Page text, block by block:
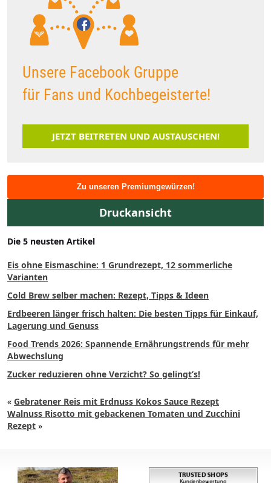
Unsere Facebook Gruppe
für Fans und Kochbegeisterte!
JETZT BEITRETEN UND AUSTAUSCHEN!
Zu unseren Premiumgewürzen!
Druckansicht
Die 5 neusten Artikel
Eis ohne Eismaschine: 1 Grundrezept, 12 sommerliche
Varianten
Cold Brew selber machen: Rezept, Tipps & Ideen
Erdbeeren länger frisch halten: Die besten Tipps für Einkauf,
Lagerung und Genuss
Food Trends 2026: Spannende Ernährungstrends für mehr
Abwechslung
Zucker reduzieren ohne Verzicht? So gelingt’s!
« Gebratener Reis mit Erdnuss Kokos Sauce Rezept
Walnuss Risotto mit gebackenen Tomaten und Zucchini
Rezept »